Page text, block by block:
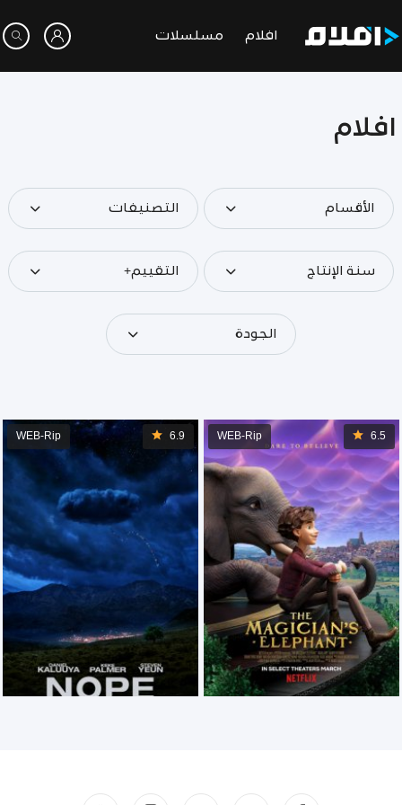
افلام مسلسلات
افلام
الأقسام التصنيفات
سنة الإنتاج التقييم+
الجودة
6.5
WEB-Rip
6.9
WEB-Rip